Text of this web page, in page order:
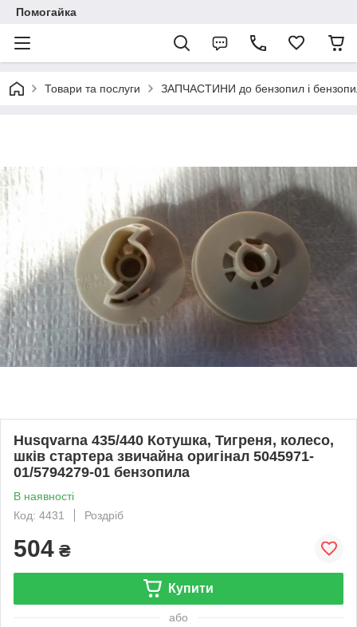
Помогайка
Товари та послуги ЗАПЧАСТИНИ до бензопил і
Husqvarna 435/440 Котушка, Тигреня, колесо,
шків стартера звичайна оригінал 5045971-
01/5794279-01 бензопила
В наявності
Код: 4431
Роздріб
504 ₴
Купити
або